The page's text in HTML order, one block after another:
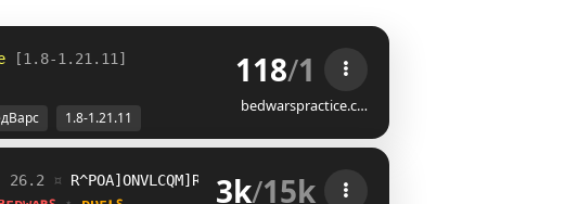
[1.8-1.21.11]
118/1
bedwarspractice.c…
1.8-1.21.11
26.2 ¤ WYKQSI[OBTOF[J\YPWW@DJZIA
3k/15k